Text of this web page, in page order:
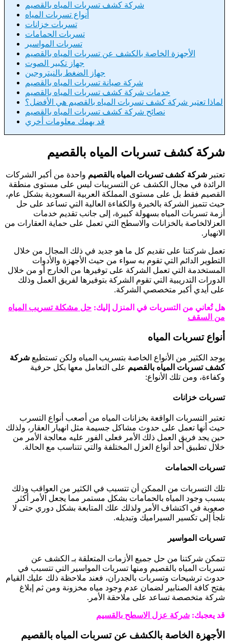
شركة كشف تسربات المياه بالقصيم
أنواع تسربات المياه
تسربات خزانات
تسربات الحمامات
تسربات المواسير
الأجهزة الخاصة بالكشف عن تسربات المياه بالقصيم
جهاز تكبير الصوت
جهاز الضغط بالنيتروجين
شركة صيانة تسربات المياه بالقصيم
خدمات شركة كشف تسربات المياه بالقصيم
لماذا تعتبر شركة كشف تسربات المياه بالقصيم هي الأفضل؟
نصائح شركة كشف تسربات المياه بالقصيم
قد يهمك معلومات أخري
شركة كشف تسربات المياه بالقصيم
تعتبر شركة كشف تسربات المياه بالقصيم واحدة من أكبر الشركات
الرائدة في مجال الكشف عن التسريبات ليس على مستوى منطقة
القصيم فقط بل على مستوى المملكة العربية السعودية بشكل عام،
حيث تتميز الشركة بالخبرة والكفاءة العالية التي تساعد على حل
أزمة تسربات المياه بسهولة كبيرة، إلى جانب تقديم خدمات
العزلالخاصة بالخزانات والاسطح التي تعمل على حماية العقارات من
الانهيار.
تعمل شركتنا على تقديم كل ما هو جديد في ذلك المجال من خلال
التطوير الدائم التي تقوم به سواء من حيث الأجهزة والأدوات
المستخدمة التي تعمل الشركة على توفيرها من الخارج أو من خلال
الدورات التدريبية التي تقوم الشركة بتوفيرها لفريق العمل وذلك
على أيدي أكبر متخصصي الشركة.
هل تُعاني من التسربات في المنزل إليك: حل مشكلة تسريب المياه
من السقف
أنواع تسربات المياه
يوجد الكثير من الأنواع الخاصة بتسريب المياه ولكن تستطيع شركة
كشف تسربات المياه بالقصيم على التعامل معها بكل حرفية
وكفاءة، ومن تلك الأنواع:
تسربات خزانات
تعتبر التسربات الواقعة بخزانات المياه من أصعب أنواع التسرب
حيث أنها تعمل على حدوث مشاكل جسيمة مثل انهيار العقار، ولذلك
حين يجد فريق العمل ذلك الأمر فعلى الفور عليه معالجة الأمر من
خلال تطبيق أحد أنواع العزل المختلفة والتي تتناسب مع الحالة.
تسربات الحمامات
تلك التسربات من الممكن أن تتسبب في الكثير من العواقب وذلك
بسبب وجود المياه بالحمامات بشكل مستمر مما يجعل الأمر أكثر
صعوبة في اكتشاف الأمر ولذلك علك المتابعة بشكل دوري حتى لا
نلجأ إلى تكسير السيراميك وتبديله.
تسربات المواسير
تتمكن شركتنا من حل جميع الأزمات المتعلقة بـ الكشف عن
تسربات المياه بالقصيم ومنها تسربات المواسير التي تتسبب في
حدوث ترشيحات وتسربات بالجدران، فعند ملاحظة ذلك عليك القيام
بفتح كافة الصنابير لضمان عدم وجود مياه مخزونة ومن ثم إبلاغ
شركة متخصصة تساعد على ملاحقة الأمر.
قد يعجبك: شركة عزل الاسطح بالقسيم
الأجهزة الخاصة بالكشف عن تسربات المياه بالقصيم